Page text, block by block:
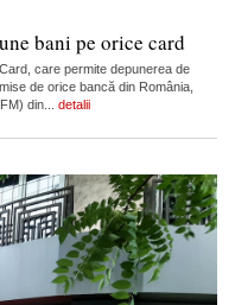
bani pe orice card
care permite depunerea de
de orice bancă din România,
din... detalii